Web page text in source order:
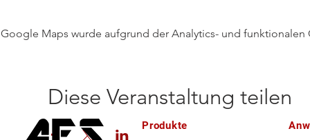
Google Maps wurde aufgrund der Analytics- und
Diese Veranstaltung teilen
Produkte